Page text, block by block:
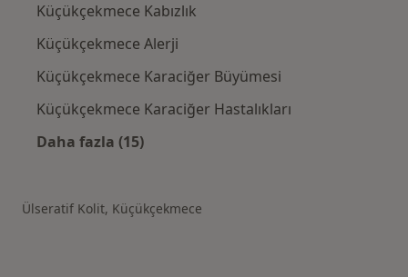
Küçükçekmece Kabızlık
Küçükçekmece Alerji
Küçükçekmece Karaciğer Büyümesi
Küçükçekmece Karaciğer Hastalıkları
Daha fazla (15)
Ülseratif Kolit, Küçükçekmece